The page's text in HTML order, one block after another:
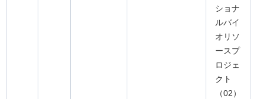
ショナ
ルバイ
オリソ
ースプ
ロジェ
クト
（02）